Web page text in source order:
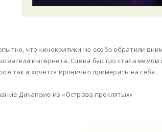
что кинокритики не особо обратили
интернета. Сцена быстро стала
так и хочется иронично примерить на себя.
Дикаприо из «Острова проклятых»